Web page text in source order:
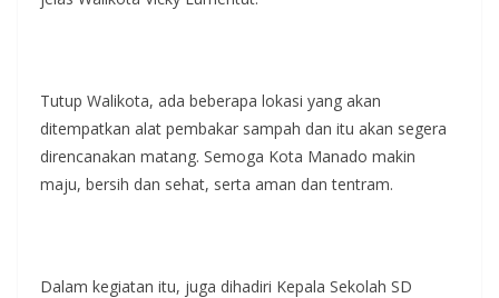
Tutup Walikota, ada beberapa lokasi yang akan
ditempatkan alat pembakar sampah dan itu akan segera
direncanakan matang. Semoga Kota Manado makin
maju, bersih dan sehat, serta aman dan tentram.
Dalam kegiatan itu, juga dihadiri Kepala Sekolah SD